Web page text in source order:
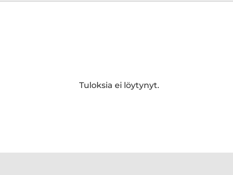
Tuloksia ei löytynyt.